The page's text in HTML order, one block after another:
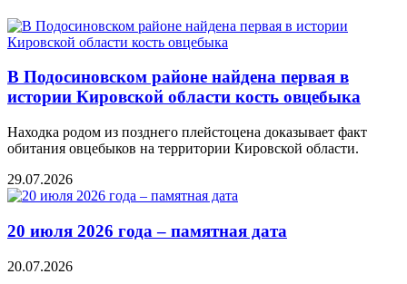
В Подосиновском районе найдена первая в
истории Кировской области кость овцебыка
Находка родом из позднего плейстоцена доказывает факт
обитания овцебыков на территории Кировской области.
29.07.2026
20 июля 2026 года – памятная дата
20.07.2026